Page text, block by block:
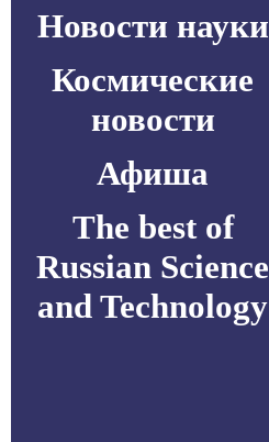
Новости науки
Космические
новости
Афиша
The best of
Russian Science
and Technology